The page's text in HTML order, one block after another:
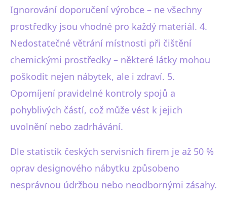
Ignorování doporučení výrobce – ne všechny
prostředky jsou vhodné pro každý materiál. 4.
Nedostatečné větrání místnosti při čištění
chemickými prostředky – některé látky mohou
poškodit nejen nábytek, ale i zdraví. 5.
Opomíjení pravidelné kontroly spojů a
pohyblivých částí, což může vést k jejich
uvolnění nebo zadrhávání.
Dle statistik českých servisních firem je až 50 %
oprav designového nábytku způsobeno
nesprávnou údržbou nebo neodbornými zásahy.